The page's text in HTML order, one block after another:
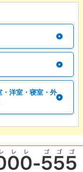
・洋室・寝室・外